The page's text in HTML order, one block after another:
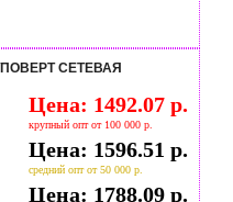
СЕТЕВАЯ
Цена: 1492.07 р.
крупный опт от 100 000 р.
Цена: 1596.51 р.
средний опт от 50 000 р.
Цена: 1788.09 р.